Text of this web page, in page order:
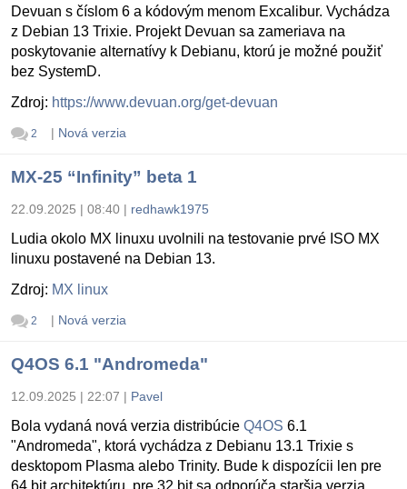
Devuan s číslom 6 a kódovým menom Excalibur. Vychádza
z Debian 13 Trixie. Projekt Devuan sa zameriava na
poskytovanie alternatívy k Debianu, ktorú je možné použiť
bez SystemD.
Zdroj: https://www.devuan.org/get-devuan
2 | Nová verzia
MX-25 “Infinity” beta 1
22.09.2025 | 08:40 | redhawk1975
Ludia okolo MX linuxu uvolnili na testovanie prvé ISO MX
linuxu postavené na Debian 13.
Zdroj: MX linux
2 | Nová verzia
Q4OS 6.1 "Andromeda"
12.09.2025 | 22:07 | Pavel
Bola vydaná nová verzia distribúcie Q4OS 6.1
"Andromeda", ktorá vychádza z Debianu 13.1 Trixie s
desktopom Plasma alebo Trinity. Bude k dispozícii len pre